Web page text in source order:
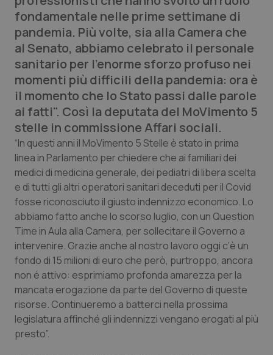
Edizioni Regionali
QS Pro
Professionisti Sanitari.AI
Abruzzo
Basilicata
Calabria
Campania
Emilia-Romagna
Friuli Venezia Giulia
Lazio
Liguria
QS Pro Gold
Artrite & artrosi
Asma & BPCO
Car-T
Colesterolo & coronaropatie
Dermatite Atopica
Diabete & glucometri
Disturbi dell’umore
QS Club Newsletter
fondamentale nelle prime settimane di
pandemia. Più volte, sia alla Camera che
al Senato, abbiamo celebrato il personale
sanitario per l'enorme sforzo profuso nei
momenti più difficili della pandemia: ora è
il momento che lo Stato passi dalle parole
ai fatti". Così la deputata del MoVimento 5
stelle in commissione Affari sociali.
“In questi anni il MoVimento 5 Stelle è stato in prima
linea in Parlamento per chiedere che ai familiari dei
medici di medicina generale, dei pediatri di libera scelta
e di tutti gli altri operatori sanitari deceduti per il Covid
fosse riconosciuto il giusto indennizzo economico. Lo
abbiamo fatto anche lo scorso luglio, con un Question
Time in Aula alla Camera, per sollecitare il Governo a
intervenire. Grazie anche al nostro lavoro oggi c’è un
fondo di 15 milioni di euro che però, purtroppo, ancora
non é attivo: esprimiamo profonda amarezza per la
mancata erogazione da parte del Governo di queste
risorse. Continueremo a batterci nella prossima
legislatura affinché gli indennizzi vengano erogati al più
presto”.